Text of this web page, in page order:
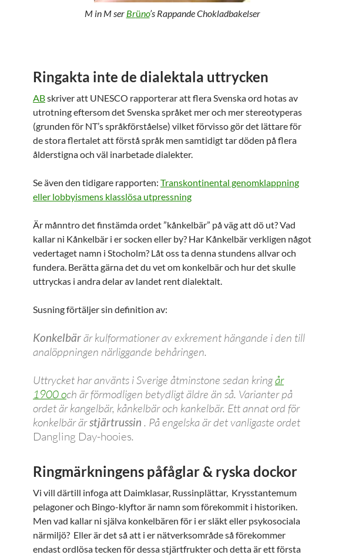
M in M ser Brüno’s Rappande Chokladbakelser
Ringakta inte de dialektala uttrycken
ABskriver att UNESCO rapporterar att flera Svenska ord hotas av
utrotning eftersom det Svenska språket mer och mer stereotyperas
(grunden för NT’s språkförståelse) vilket förvisso gör det lättare för
de stora flertalet att förstå språk men samtidigt tar döden på flera
ålderstigna och väl inarbetade dialekter.
Se även den tidigare rapporten: Transkontinental genomklappning
eller lobbyismens klasslösa utpressning
Är månntro det finstämda ordet ”kånkelbär” på väg att dö ut? Vad
kallar ni Kånkelbär i er socken eller by? Har Kånkelbär verkligen något
vedertaget namn i Stocholm? Låt oss ta denna stundens allvar och
fundera. Berätta gärna det du vet om konkelbär och hur det skulle
uttryckas i andra delar av landet rent dialektalt.
Susning förtäljer sin definition av:
Konkelbärär kulformationer av exkrement hängande i den till
analöppningen närliggande behåringen.
Uttrycket har använts i Sverige åtminstone sedan kringår
1900 och är förmodligen betydligt äldre än så. Varianter på
ordet är kangelbär, kånkelbär och kankelbär. Ett annat ord för
konkelbär ärstjärtrussin . På engelska är det vanligaste ordet
Dangling Day-hooies.
Ringmärkningens påfåglar & ryska dockor
Vi vill därtill infoga att Daimklasar, Russinplättar, Krysstantemum
pelagoner och Bingo-klyftor är namn som förekommit i historiken.
Men vad kallar ni själva konkelbären för i er släkt eller psykosociala
närmiljö? Eller är det så att i er nätverksområde så förekommer
endast ordlösa tecken för dessa stjärtfrukter och detta är ett första